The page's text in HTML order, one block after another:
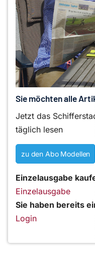
Sie möchten alle
Jetzt das
täglich lesen
zu den Abo Modellen
Einzelausgabe
Einzelausgabe
Sie haben bereits
Login